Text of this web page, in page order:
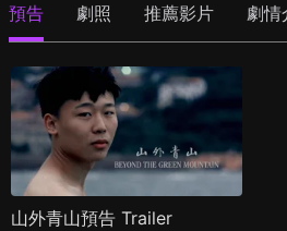
預告 劇照 推薦影片 劇情
山外青山預告 Trailer